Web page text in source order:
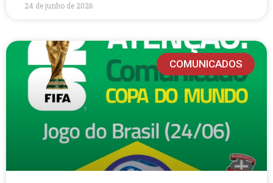
24 de junho de 2026
COMUNICADOS